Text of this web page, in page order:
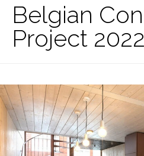
Belgian
Project 2022